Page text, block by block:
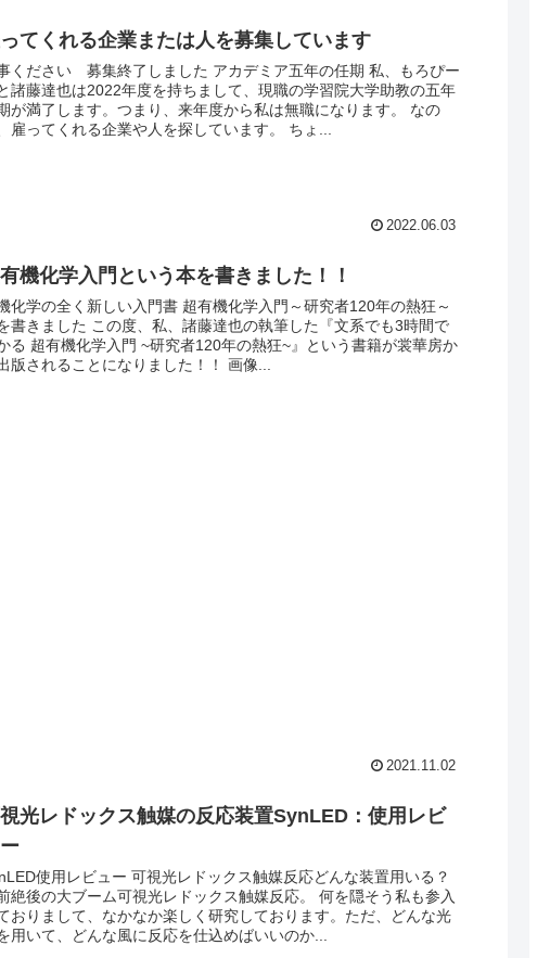
てくれる企業または人を募集しています
ください 募集終了しました アカデミア五年の任期 私、もろぴー
諸藤達也は2022年度を持ちまして、現職の学習院大学助教の五年
が満了します。つまり、来年度から私は無職になります。 なの
雇ってくれる企業や人を探しています。 ちょ...
2022.06.03
機化学入門という本を書きました！！
化学の全く新しい入門書 超有機化学入門～研究者120年の熱狂～
書きました この度、私、諸藤達也の執筆した『文系でも3時間で
る 超有機化学入門 ~研究者120年の熱狂~』という書籍が裳華房か
版されることになりました！！ 画像...
2021.11.02
光レドックス触媒の反応装置SynLED：使用レビ
使用レビュー 可視光レドックス触媒反応どんな装置用いる？
絶後の大ブーム可視光レドックス触媒反応。 何を隠そう私も参入
おりまして、なかなか楽しく研究しております。ただ、どんな光
用いて、どんな風に反応を仕込めばいいのか...